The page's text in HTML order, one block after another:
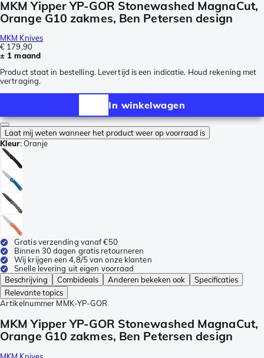
MKM Yipper YP-GOR Stonewashed MagnaCut,
Orange G10 zakmes, Ben Petersen design
MKM Knives
€ 179,90
± 1 maand
Product staat in bestelling. Levertijd is een indicatie. Houd rekening met
vertraging.
In winkelwagen
Laat mij weten wanneer het product weer op voorraad is
Kleur:Oranje
Gratis verzending vanaf €50
Binnen 30 dagen gratis retourneren
Wij krijgen een 4,8/5 van onze klanten
Snelle levering uit eigen voorraad
Beschrijving
Combideals Anderen bekeken ook
Specificaties
Relevante topics
Artikelnummer MMK-YP-GOR
MKM Yipper YP-GOR Stonewashed MagnaCut,
Orange G10 zakmes, Ben Petersen design
MKM Knives